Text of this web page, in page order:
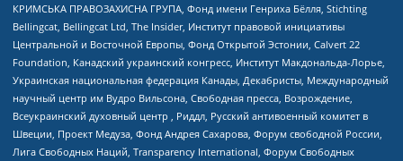
КРИМСЬКА ПРАВОЗАХИСНА ГРУПА, Фонд имени Генриха Бёлля, Stichting
Bellingcat, Bellingcat Ltd, The Insider, Институт правовой инициативы
Центральной и Восточной Европы, Фонд Открытой Эстонии, Calvert 22
Foundation, Канадский украинский конгресс, Институт Макдональда-Лорье,
Украинская национальная федерация Канады, Декабристы, Международный
научный центр им Вудро Вильсона, Свободная пресса, Возрождение,
Всеукраинский духовный центр , Риддл, Русский антивоенный комитет в
Швеции, Проект Медуза, Фонд Андрея Сахарова, Форум свободной России,
Лига Свободных Наций, Transparеncy International, Форум Свободных